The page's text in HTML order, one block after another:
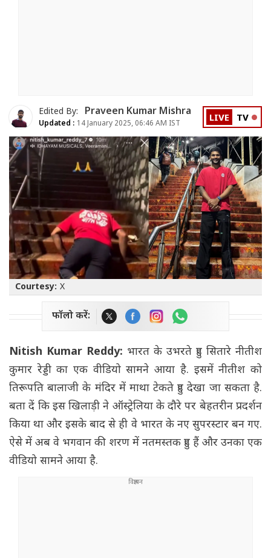
Edited By: Praveen Kumar Mishra
Updated : 14 January 2025, 06:46 AM IST LIVE TV
Courtesy: X
फॉलो करें:
Nitish Kumar Reddy: भारत के उभरते हुए सितारे नीतीश
कुमार रेड्डी का एक वीडियो सामने आया है. इसमें नीतीश को
तिरूपति बालाजी के मंदिर में माथा टेकते हुए देखा जा सकता है.
बता दें कि इस खिलाड़ी ने ऑस्ट्रेलिया के दौरे पर बेहतरीन प्रदर्शन
किया था और इसके बाद से ही वे भारत के नए सुपरस्टार बन गए.
ऐसे में अब वे भगवान की शरण में नतमस्तक हुए हैं और उनका एक
वीडियो सामने आया है.